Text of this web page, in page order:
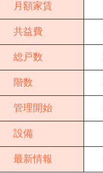
月額家賃
共益費
総戸数
階数
管理開始
設備
最新情報